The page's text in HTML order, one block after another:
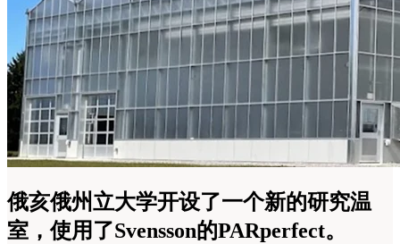
俄亥俄州立大学开设了一个新的研究温
室，使用了Svensson的PARperfect。